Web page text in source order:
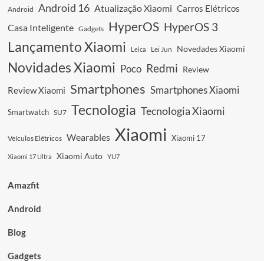
O
SUV
Híbrido
Gigante
Vai
Tudo!
Android Android 16 Atualização Xiaomi Carros Elétricos
Casa Inteligente Gadgets HyperOS HyperOS 3
Lançamento Xiaomi Leica Lei Jun Novedades Xiaomi
Novidades Xiaomi Poco Redmi Review
Review Xiaomi Smartphones Smartphones Xiaomi
Smartwatch SU7 Tecnologia Tecnologia Xiaomi
Veículos Elétricos Wearables Xiaomi Xiaomi 17
Xiaomi 17 Ultra Xiaomi Auto YU7
Amazfit
Android
Blog
Gadgets